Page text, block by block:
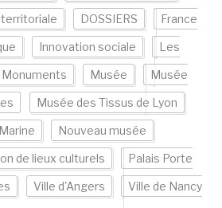
DOSSIERS France
Innovation sociale Les
Monuments Musée Musée
Musée des Tissus de Lyon
Nouveau musée
de lieux culturels Palais Porte
Ville d'Angers Ville de Nancy